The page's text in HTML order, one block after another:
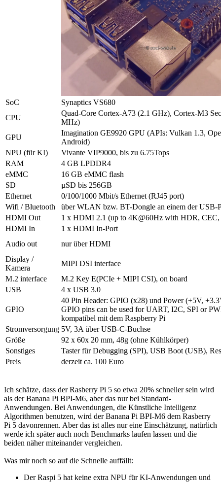
SoC
Synaptics VS680
CPU
Quad-Core Cortex-A73 (2.1 GHz), Cortex-M3
MHz)
GPU
Imagination GE9920 GPU (APIs: Vulkan 1.3,
Android)
NPU (für KI)
Vivante VIP9000, bis zu 6.75Tops
RAM
4 GB LPDDR4
eMMC
16 GB eMMC flash
SD
µSD bis 256GB
Ethernet
0/100/1000 Mbit/s Ethernet (RJ45 port)
Wifi / Bluetooth
über WLAN bzw. BT-Dongle an einem der USB-
HDMI Out
1 x HDMI 2.1 (up to 4K@60Hz with HDR,
HDMI In
1 x HDMI In-Port
Audio out
nur über HDMI
Display /
Kamera
MIPI DSI interface
M.2 interface
M.2 Key E(PCIe + MIPI CSI), on board
USB
4 x USB 3.0
GPIO
40 Pin Header: GPIO (x28) und Power (+5V,
GPIO pins can be used for UART, I2C, SPI or
kompatibel mit dem Raspberry Pi
Stromversorgung 5V, 3A über USB-C-Buchse
Größe
92 x 60x 20 mm, 48g (ohne Kühlkörper)
Sonstiges
Taster für Debugging (SPI), USB Boot (USB),
Preis
derzeit ca. 100 Euro
Ich schätze, dass der Rasberry Pi 5 so etwa 20% schneller sein wird
als der Banana Pi BPI-M6, aber das nur bei Standard-
Anwendungen. Bei Anwendungen, die Künstliche Intelligenz
Algorithmen benutzen, wird der Banana Pi BPI-M6 dem Rasberry
Pi 5 davonrennen. Aber das ist alles nur eine Einschätzung, natürlich
werde ich später auch noch Benchmarks laufen lassen und die
beiden näher miteinander vergleichen.
Was mir noch so auf die Schnelle auffällt:
Der Raspi 5 hat keine extra NPU für KI-Anwendungen und